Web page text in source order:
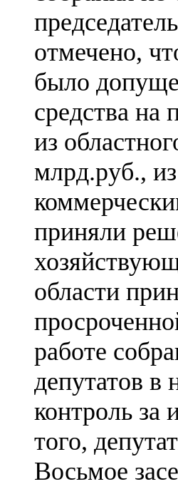
отмечено,
было
средства на
из
млрд.руб.,
приняли
области
работе
депутатов в
контроль за
того,
Восьмое